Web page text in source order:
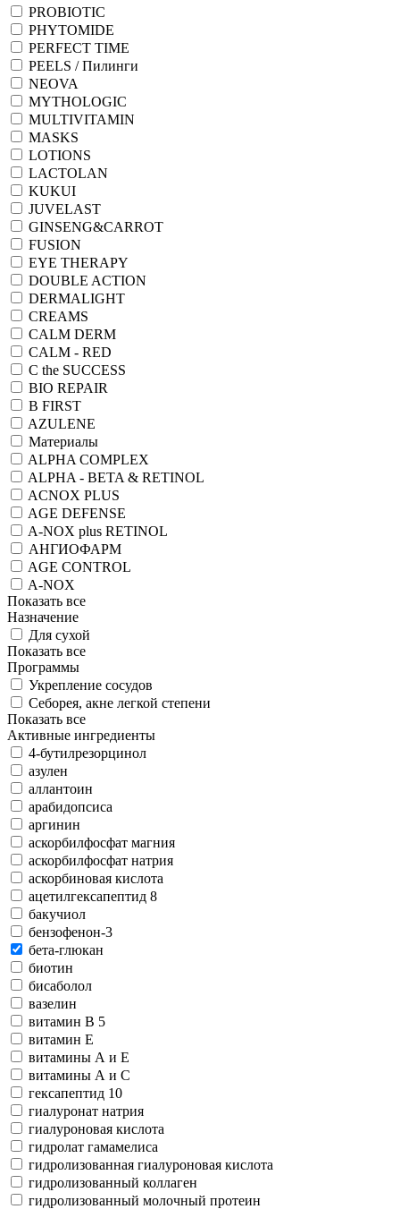
PROBIOTIC
PHYTOMIDE
PERFECT TIME
PEELS / Пилинги
NEOVA
MYTHOLOGIC
MULTIVITAMIN
MASKS
LOTIONS
LACTOLAN
KUKUI
JUVELAST
GINSENG&CARROT
FUSION
EYE THERAPY
DOUBLE ACTION
DERMALIGHT
CREAMS
CALM DERM
CALM - RED
C the SUCCESS
BIO REPAIR
B FIRST
AZULENE
Материалы
ALPHA COMPLEX
ALPHA - BETA & RETINOL
ACNOX PLUS
AGE DEFENSE
A-NOX plus RETINOL
АНГИОФАРМ
AGE CONTROL
A-NOX
Показать все
Назначение
Для сухой
Показать все
Программы
Укрепление сосудов
Себорея, акне легкой степени
Показать все
Активные ингредиенты
4-бутилрезорцинол
азулен
аллантоин
арабидопсиса
аргинин
аскорбилфосфат магния
аскорбилфосфат натрия
аскорбиновая кислота
ацетилгексапептид 8
бакучиол
бензофeнон-3
бета-глюкан
биотин
бисаболол
вазелин
витамин В 5
витамин Е
витамины А и Е
витамины А и С
гексапептид 10
гиалуронат натрия
гиалуроновая кислота
гидролат гамамелиса
гидролизованная гиалуроновая кислота
гидролизованный коллаген
гидролизованный молочный протеин